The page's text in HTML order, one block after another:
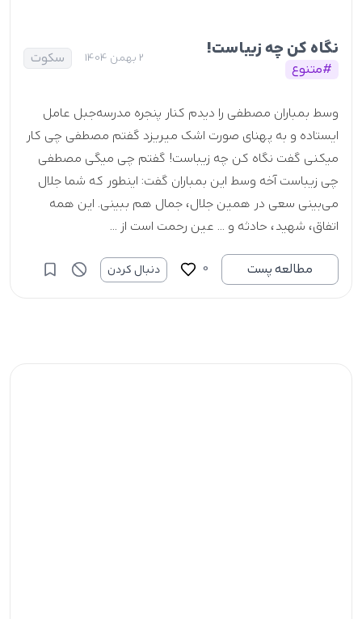
نگاه کن چه زیباست!
#متنوع
2 بهمن 1404 سکوت
وسط بمباران مصطفی را دیدم کنار پنجره مدرسه جبل عامل
ایستاده و به پهنای صورت اشک میریزد گفتم مصطفی چی کار
میکنی گفت نگاه کن چه زیباست! گفتم چی میگی مصطفی
چی زیباست آخه وسط این بمباران گفت: اینطور که شما جلال
می‌بینی سعی در همین جلال، جمال هم ببینی. این همه
اتفاق، شهید، حادثه و ... عین رحمت است از ...
مطالعه پست
0 دنبال کردن